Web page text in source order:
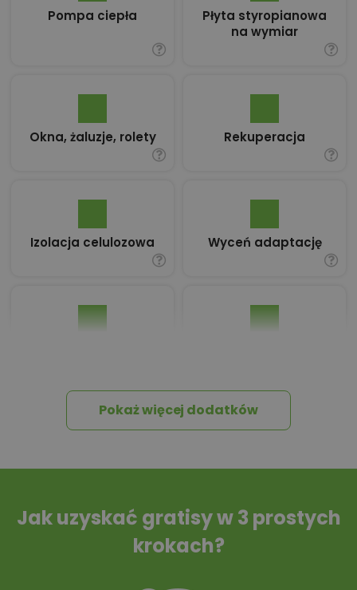
Pompa ciepła
Płyta styropianowa
na wymiar
Okna, żaluzje, rolety Rekuperacja
Izolacja celulozowa Wyceń adaptację
Tablica informacyjna
Przydomowa
Pokaż więcej dodatków
Jak uzyskać gratisy w 3 prostych
krokach?